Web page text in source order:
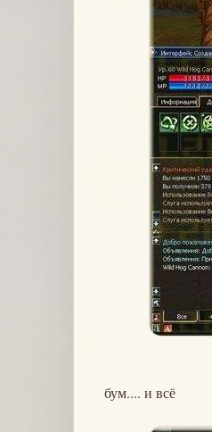
бум.... и всё